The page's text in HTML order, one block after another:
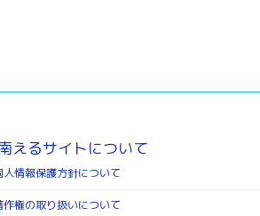
えるサイトについて
人情報保護方針について
作権の取り扱いについて